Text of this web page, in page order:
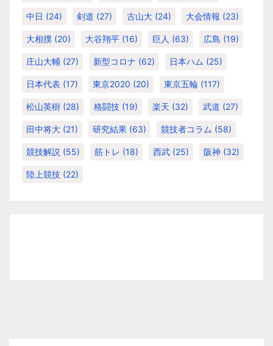
中日 (24) 剣道 (27) 古山大 (24) 大会情報 (23)
大相撲 (20) 大谷翔平 (16) 巨人 (63) 広島 (19)
庄山大輔 (27) 新型コロナ (62) 日本ハム (25)
日本代表 (17) 東京2020 (20) 東京五輪 (117)
松山英樹 (28) 格闘技 (19) 楽天 (32) 武道 (27)
田中将大 (21) 研究結果 (63) 競技者コラム (58)
競技解説 (55) 筋トレ (18) 西武 (25) 阪神 (32)
陸上競技 (22)